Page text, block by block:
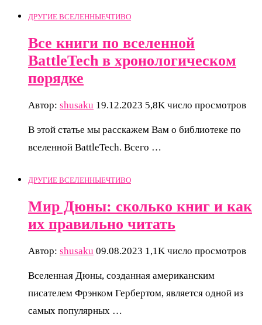
ДРУГИЕ ВСЕЛЕННЫЕЧТИВО
Все книги по вселенной
BattleTech в хронологическом
порядке
Автор: shusaku 19.12.2023 5,8K число просмотров
В этой статье мы расскажем Вам о библиотеке по
вселенной BattleTech. Всего …
ДРУГИЕ ВСЕЛЕННЫЕЧТИВО
Мир Дюны: сколько книг и как
их правильно читать
Автор: shusaku 09.08.2023 1,1K число просмотров
Вселенная Дюны, созданная американским
писателем Фрэнком Гербертом, является одной из
самых популярных …